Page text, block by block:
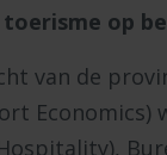
op
van de
Economics)